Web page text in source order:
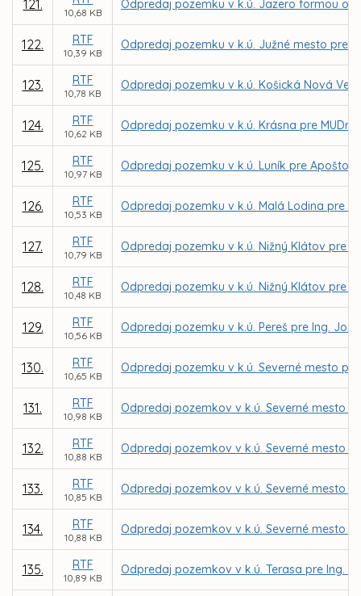
121.
10,68 KB
Odpredaj pozemku v k.ú. Jazero formou
122. RTF
10,39 KB
Odpredaj pozemku v k.ú. Južné mesto pre
123. RTF
10,78 KB
Odpredaj pozemku v k.ú. Košická Nová
124. RTF
10,62 KB
Odpredaj pozemku v k.ú. Krásna pre MUDr.
125. RTF
10,97 KB
Odpredaj pozemku v k.ú. Luník pre
126. RTF
10,53 KB
Odpredaj pozemku v k.ú. Malá Lodina pre
127. RTF
10,79 KB
Odpredaj pozemku v k.ú. Nižný Klátov pre
128. RTF
10,48 KB
Odpredaj pozemku v k.ú. Nižný Klátov pre
129. RTF
10,56 KB
Odpredaj pozemku v k.ú. Pereš pre Ing.
130. RTF
10,65 KB
Odpredaj pozemku v k.ú. Severné mesto pre
131. RTF
10,98 KB
Odpredaj pozemkov v k.ú. Severné mesto
132. RTF
10,88 KB
Odpredaj pozemkov v k.ú. Severné mesto
133. RTF
10,85 KB
Odpredaj pozemkov v k.ú. Severné mesto
134. RTF
10,88 KB
Odpredaj pozemkov v k.ú. Severné mesto
135. RTF
10,89 KB
Odpredaj pozemkov v k.ú. Terasa pre Ing.